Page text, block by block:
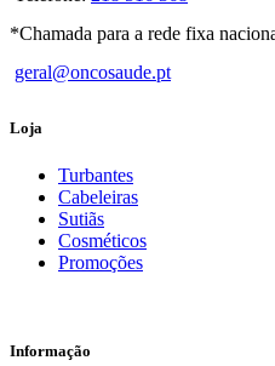
*Chamada para a rede fixa
geral@oncosaude.pt
Loja
Turbantes
Cabeleiras
Sutiãs
Cosméticos
Promoções
Informação